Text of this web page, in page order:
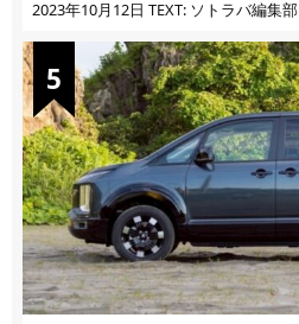
ばかり
2023年10月12日 TEXT: ソトラバ編集部